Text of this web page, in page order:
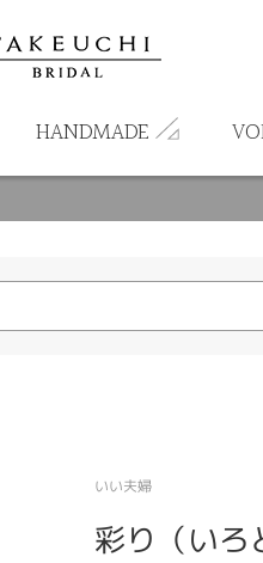
HANDMADE
いい夫婦
彩り（いろ